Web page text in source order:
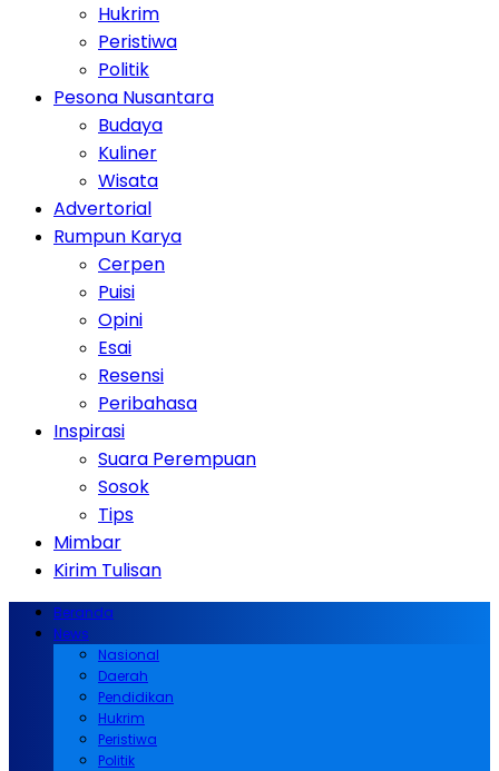
Hukrim
Peristiwa
Politik
Pesona Nusantara
Budaya
Kuliner
Wisata
Advertorial
Rumpun Karya
Cerpen
Puisi
Opini
Esai
Resensi
Peribahasa
Inspirasi
Suara Perempuan
Sosok
Tips
Mimbar
Kirim Tulisan
Beranda
News
Nasional
Daerah
Pendidikan
Hukrim
Peristiwa
Politik